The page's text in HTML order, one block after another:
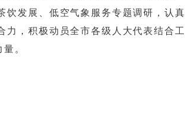
饮发展、低空气象服务专题调研，认
力，积极动员全市各级人大代表结合
。